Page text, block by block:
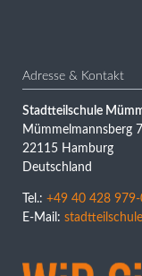
Adresse & Kontakt
Stadtteilschule
Mümmelmannsberg
22115 Hamburg
Deutschland
Tel.: +49 40 428 979-
E-Mail: